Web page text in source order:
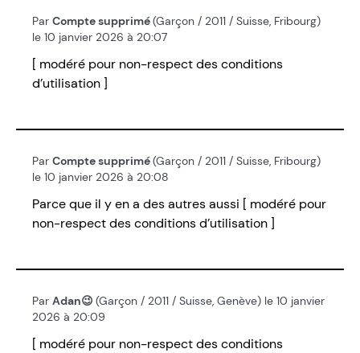
Par Compte supprimé(Garçon / 2011 / Suisse, Fribourg)
le 10 janvier 2026 à 20:07
[ modéré pour non-respect des conditions
d’utilisation ]
Par Compte supprimé(Garçon / 2011 / Suisse, Fribourg)
le 10 janvier 2026 à 20:08
Parce que il y en a des autres aussi [ modéré pour
non-respect des conditions d’utilisation ]
Par Adan😉 (Garçon / 2011 / Suisse, Genève) le 10 janvier
2026 à 20:09
[ modéré pour non-respect des conditions